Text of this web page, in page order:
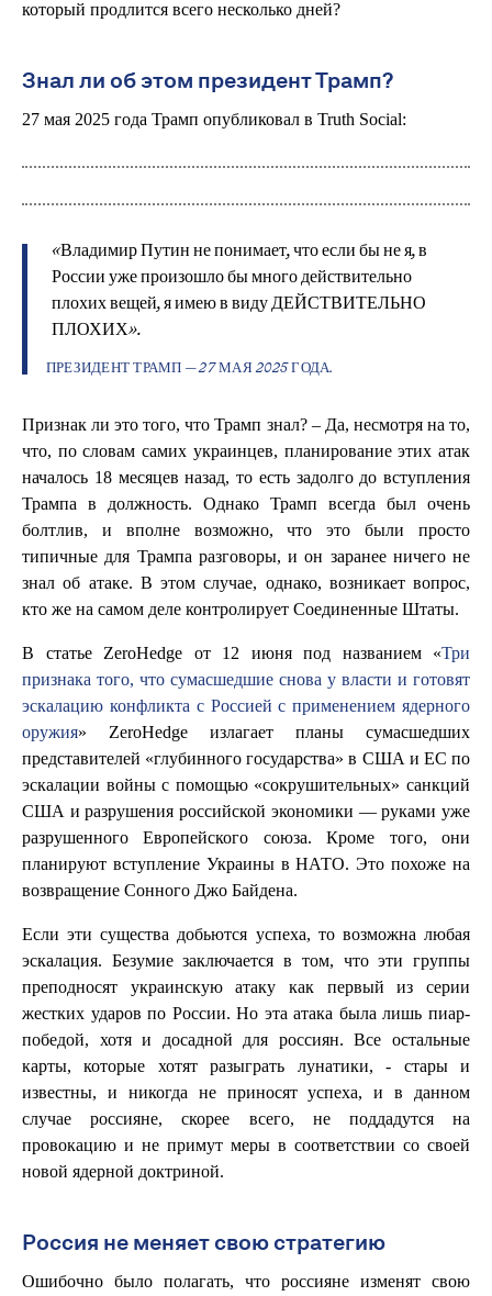
который продлится всего несколько дней?
Знал ли об этом президент Трамп?
27 мая 2025 года Трамп опубликовал в Truth Social:
«Владимир Путин не понимает, что если бы не я, в
России уже произошло бы много действительно
плохих вещей, я имею в виду ДЕЙСТВИТЕЛЬНО
ПЛОХИХ».
ПРЕЗИДЕНТ ТРАМП — 27 МАЯ 2025 ГОДА.
Признак ли это того, что Трамп знал? – Да, несмотря на то,
что, по словам самих украинцев, планирование этих атак
началось 18 месяцев назад, то есть задолго до вступления
Трампа в должность. Однако Трамп всегда был очень
болтлив, и вполне возможно, что это были просто
типичные для Трампа разговоры, и он заранее ничего не
знал об атаке. В этом случае, однако, возникает вопрос,
кто же на самом деле контролирует Соединенные Штаты.
В статье ZeroHedge от 12 июня под названием «Три
признака того, что сумасшедшие снова у власти и готовят
эскалацию конфликта с Россией с применением ядерного
оружия» ZeroHedge излагает планы сумасшедших
представителей «глубинного государства» в США и ЕС по
эскалации войны с помощью «сокрушительных» санкций
США и разрушения российской экономики — руками уже
разрушенного Европейского союза. Кроме того, они
планируют вступление Украины в НАТО. Это похоже на
возвращение Сонного Джо Байдена.
Если эти существа добьются успеха, то возможна любая
эскалация. Безумие заключается в том, что эти группы
преподносят украинскую атаку как первый из серии
жестких ударов по России. Но эта атака была лишь пиар-
победой, хотя и досадной для россиян. Все остальные
карты, которые хотят разыграть лунатики, - стары и
известны, и никогда не приносят успеха, и в данном
случае россияне, скорее всего, не поддадутся на
провокацию и не примут меры в соответствии со своей
новой ядерной доктриной.
Россия не меняет свою стратегию
Ошибочно было полагать, что россияне изменят свою